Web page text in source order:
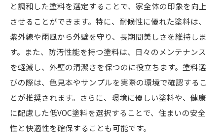
と調和した塗料を選定することで、家全体の印象を向上
させることができます。特に、耐候性に優れた塗料は、
紫外線や雨風から外壁を守り、長期間美しさを維持しま
す。また、防汚性能を持つ塗料は、日々のメンテナンス
を軽減し、外壁の清潔さを保つのに役立ちます。塗料選
びの際は、色見本やサンプルを実際の環境で確認するこ
とが推奨されます。さらに、環境に優しい塗料や、健康
に配慮した低VOC塗料を選択することで、住まいの安全
性と快適性を確保することも可能です。